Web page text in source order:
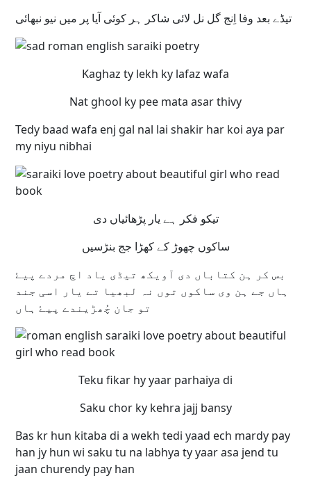
تیڈے بعد وفا اِنج گل نل لائی شاکر ہر کوئی آیا پر میں نیو نبھائی
Kaghaz ty lekh ky lafaz wafa
Nat ghool ky pee mata asar thivy
Tedy baad wafa enj gal nal lai shakir har koi aya par
my niyu nibhai
تیکو فکر ہے یار پڑھائیاں دی
ساکوں چھوڑ کے کھڑا جج بنڑسیں
بس کر ہن کتاباں دی آویکھ تیڈی یاد اچ مردے پیۓ
ہاں جے ہن وی ساکوں توں نہ لبھیا تے یار اسی جند
تو جان چُھڑیندے پیۓ ہاں
Teku fikar hy yaar parhaiya di
Saku chor ky kehra jajj bansy
Bas kr hun kitaba di a wekh tedi yaad ech mardy pay
han jy hun wi saku tu na labhya ty yaar asa jend tu
jaan churendy pay han